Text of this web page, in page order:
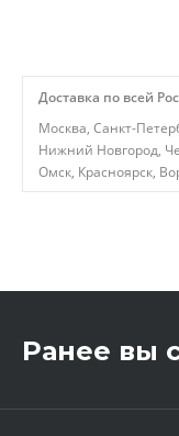
Доставка по всей
Москва, Санкт-
Нижний Новгород,
Омск, Красноярск,
Ранее вы